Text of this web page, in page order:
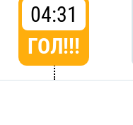
04:31
ГОЛ!!!